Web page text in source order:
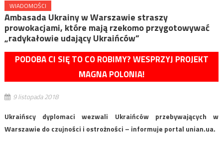
WIADOMOŚCI
Ambasada Ukrainy w Warszawie straszy
prowokacjami, które mają rzekomo przygotowywać
„radykałowie udający Ukraińców”
PODOBA CI SIĘ TO CO ROBIMY? WESPRZYJ PROJEKT
MAGNA POLONIA!
9 listopada 2018
Ukraińscy dyplomaci wezwali Ukraińców przebywających w
Warszawie do czujności i ostrożności – informuje portal unian.ua.